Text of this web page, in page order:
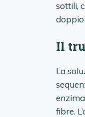
sottili,
Il
La
fibre.